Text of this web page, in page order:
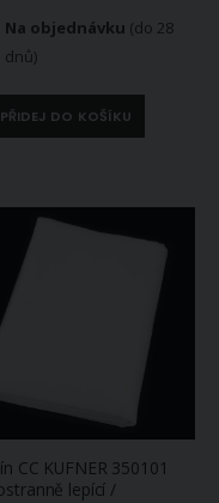
Na objednávku (do 28
dnů)
PŘIDEJ DO KOŠÍKU
CC KUFNER 350101
lepící /